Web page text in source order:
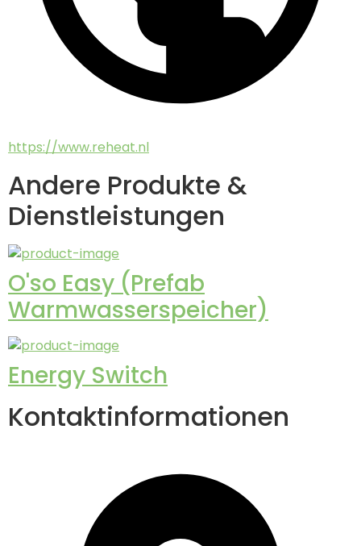
https://www.reheat.nl
Andere Produkte &
Dienstleistungen
O'so Easy (Prefab
Warmwasserspeicher)
Energy Switch
Kontaktinformationen